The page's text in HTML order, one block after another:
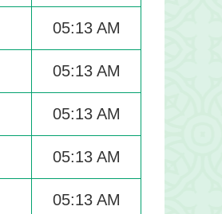
05:13 AM
05:13 AM
05:13 AM
05:13 AM
05:13 AM